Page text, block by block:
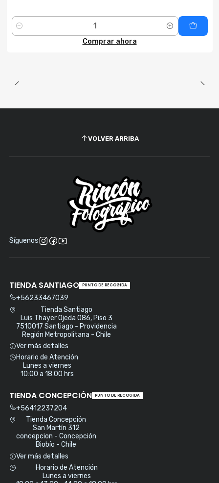
Cantidad
Comprar ahora
VOLVER ARRIBA
Síguenos
TIENDA SANTIAGO PUNTO DE RECOGIDA
+56233467039
Tienda Santiago
Luis Thayer Ojeda 086, Piso 3
7510017 Santiago - Providencia
Región Metropolitana - Chile
Ver más detalles
Horario de Atención
Lunes a viernes
10:00 a 18:00 hrs
TIENDA CONCEPCIÓN PUNTO DE RECOGIDA
+56412237204
Tienda Concepción
San Martín 312
concepcion - Concepción
Biobío - Chile
Ver más detalles
Horario de Atención
Lunes a viernes